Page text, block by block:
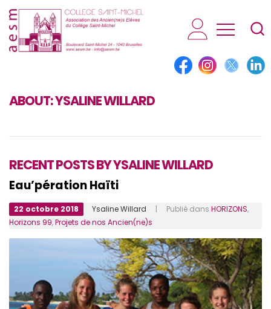
AESM...
ABOUT:YSALINE WILLARD
RECENT POSTS BY YSALINE WILLARD
Eau’pération Haïti
22 octobre 2018 Ysaline Willard | Publié dans HORIZONS,
Horizons 99,Projets de nos Ancien(ne)s